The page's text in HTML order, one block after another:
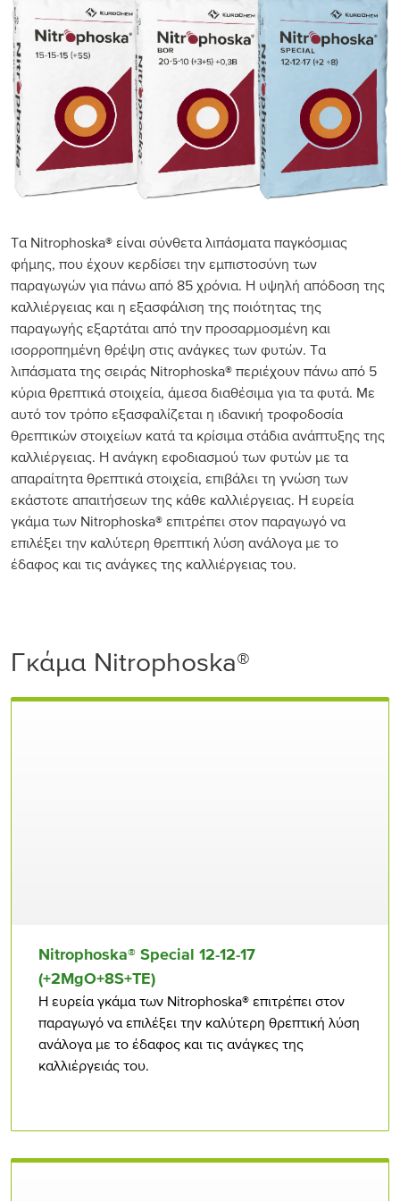
Τα Nitrophoska® είναι σύνθετα λιπάσματα παγκόσμιας
φήμης, που έχουν κερδίσει την εμπιστοσύνη των
παραγωγών για πάνω από 85 χρόνια. Η υψηλή απόδοση της
καλλιέργειας και η εξασφάλιση της ποιότητας της
παραγωγής εξαρτάται από την προσαρμοσμένη και
ισορροπημένη θρέψη στις ανάγκες των φυτών. Τα
λιπάσματα της σειράς Nitrophoska® περιέχουν πάνω από 5
κύρια θρεπτικά στοιχεία, άμεσα διαθέσιμα για τα φυτά. Με
αυτό τον τρόπο εξασφαλίζεται η ιδανική τροφοδοσία
θρεπτικών στοιχείων κατά τα κρίσιμα στάδια ανάπτυξης της
καλλιέργειας. Η ανάγκη εφοδιασμού των φυτών με τα
απαραίτητα θρεπτικά στοιχεία, επιβάλει τη γνώση των
εκάστοτε απαιτήσεων της κάθε καλλιέργειας. Η ευρεία
γκάμα των Nitrophoska® επιτρέπει στον παραγωγό να
επιλέξει την καλύτερη θρεπτική λύση ανάλογα με το
έδαφος και τις ανάγκες της καλλιέργειας του.
Γκάμα Nitrophoska®
Nitrophoska® Special 12-12-17
(+2MgO+8S+TE)
Η ευρεία γκάμα των Nitrophoska® επιτρέπει στον
παραγωγό να επιλέξει την καλύτερη θρεπτική λύση
ανάλογα με το έδαφος και τις ανάγκες της
καλλιέργειάς του.